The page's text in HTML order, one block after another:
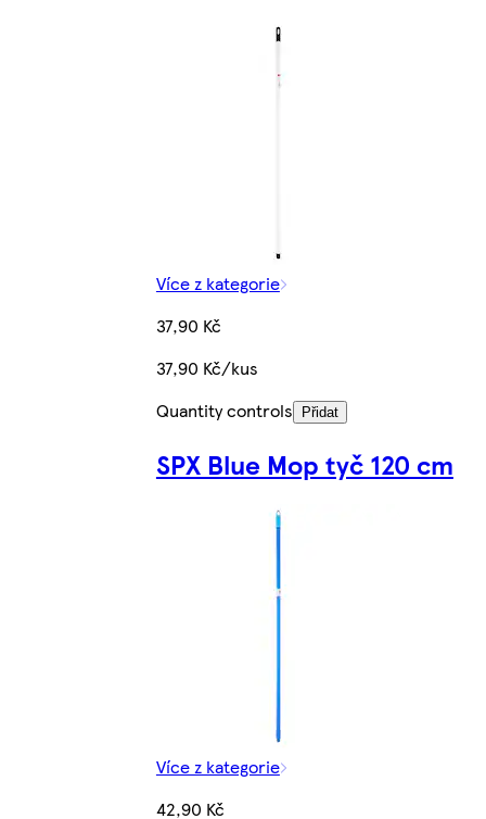
Více z kategorie
37,90 Kč
37,90 Kč/kus
Quantity controls
Přidat
SPX Blue Mop tyč 120 cm
Více z kategorie
42,90 Kč